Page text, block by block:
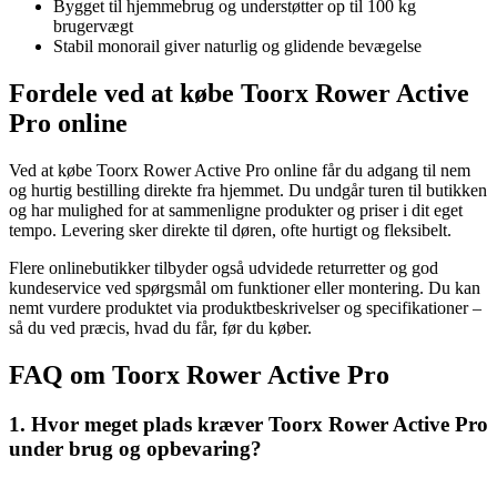
Bygget til hjemmebrug og understøtter op til 100 kg
brugervægt
Stabil monorail giver naturlig og glidende bevægelse
Fordele ved at købe Toorx Rower Active
Pro online
Ved at købe Toorx Rower Active Pro online får du adgang til nem
og hurtig bestilling direkte fra hjemmet. Du undgår turen til butikken
og har mulighed for at sammenligne produkter og priser i dit eget
tempo. Levering sker direkte til døren, ofte hurtigt og fleksibelt.
Flere onlinebutikker tilbyder også udvidede returretter og god
kundeservice ved spørgsmål om funktioner eller montering. Du kan
nemt vurdere produktet via produktbeskrivelser og specifikationer –
så du ved præcis, hvad du får, før du køber.
FAQ om Toorx Rower Active Pro
1. Hvor meget plads kræver Toorx Rower Active Pro
under brug og opbevaring?